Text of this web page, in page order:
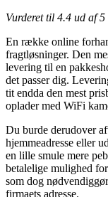
Vurderet til 4.4 ud af 5
En række online
fragtløsninger. Den
levering til en
det passer dig.
tit endda den mest
oplader med WiFi
Du burde derudover
hjemmeadresse eller
en lille smule mere
betalelige mulighed
som dog
firmaets adresse.